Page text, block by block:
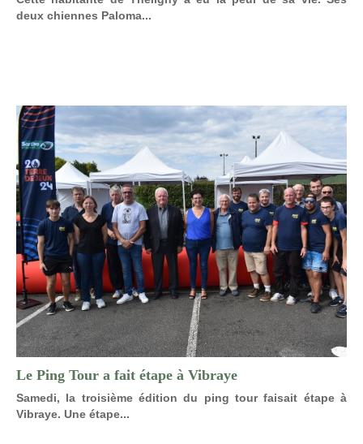
deux chiennes Paloma...
Le Ping Tour a fait étape à Vibraye
Samedi, la troisième édition du ping tour faisait étape à
Vibraye. Une étape...